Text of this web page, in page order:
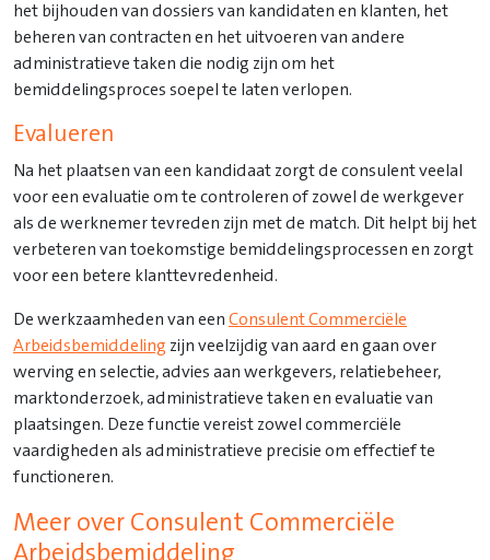
het bijhouden van dossiers van kandidaten en klanten, het
beheren van contracten en het uitvoeren van andere
administratieve taken die nodig zijn om het
bemiddelingsproces soepel te laten verlopen.
Evalueren
Na het plaatsen van een kandidaat zorgt de consulent veelal
voor een evaluatie om te controleren of zowel de werkgever
als de werknemer tevreden zijn met de match. Dit helpt bij het
verbeteren van toekomstige bemiddelingsprocessen en zorgt
voor een betere klanttevredenheid.
De werkzaamheden van een Consulent Commerciële
Arbeidsbemiddeling zijn veelzijdig van aard en gaan over
werving en selectie, advies aan werkgevers, relatiebeheer,
marktonderzoek, administratieve taken en evaluatie van
plaatsingen. Deze functie vereist zowel commerciële
vaardigheden als administratieve precisie om effectief te
functioneren.
Meer over Consulent Commerciële
Arbeidsbemiddeling